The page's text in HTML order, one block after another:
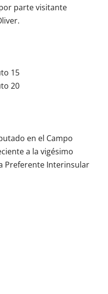
parte visitante
15
20
en el Campo
a la vigésimo
Preferente Interinsular